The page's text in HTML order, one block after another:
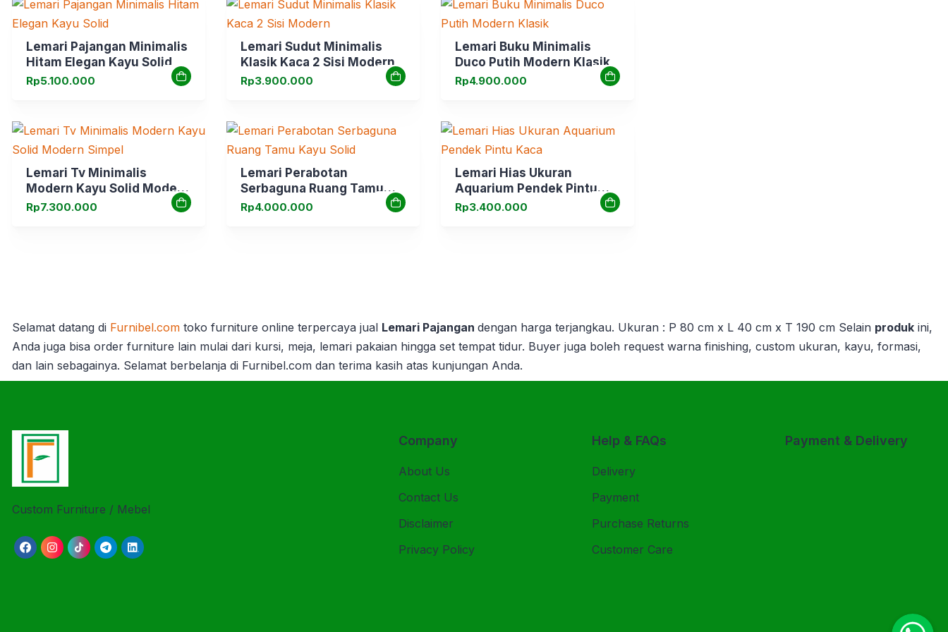
Lemari Pajangan Minimalis
Hitam Elegan Kayu Solid
Rp5.100.000
Lemari Sudut Minimalis
Klasik Kaca 2 Sisi Modern
Rp3.900.000
Lemari Buku Minimalis
Duco Putih Modern Klasik
Rp4.900.000
Lemari Tv Minimalis
Modern Kayu Solid Modern
Simpel
Rp7.300.000
Lemari Perabotan
Serbaguna Ruang Tamu
Kayu Solid
Rp4.000.000
Lemari Hias Ukuran
Aquarium Pendek Pintu
Kaca
Rp3.400.000
Selamat datang di Furnibel.com toko furniture online terpercaya jual Lemari Pajangan dengan harga terjangkau. Ukuran : P 80 cm x L 40 cm x T 190 cm Selain produk ini,
Anda juga bisa order furniture lain mulai dari kursi, meja, lemari pakaian hingga set tempat tidur. Buyer juga boleh request warna finishing, custom ukuran, kayu, formasi,
dan lain sebagainya. Selamat berbelanja di Furnibel.com dan terima kasih atas kunjungan Anda.
Custom Furniture / Mebel
Company
About Us
Contact Us
Disclaimer
Privacy Policy
Help & FAQs
Delivery
Payment
Purchase Returns
Customer Care
Payment & Delivery